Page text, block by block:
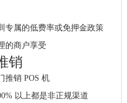
专属的低费率或免押金政策
的商户享受
销
推销 POS 机
以上都是非正规渠道